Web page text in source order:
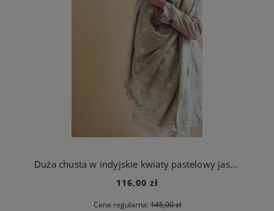
Duża chusta w indyjskie kwiaty pastelowy jasna zieleń
116,00 zł
Cena regularna:145,00 zł